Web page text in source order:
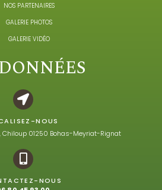
NOS PARTENAIRES
GALERIE PHOTOS
GALERIE VIDÉO
NOUS
01250 Bohas-Meyriat-Rignat
NOUS